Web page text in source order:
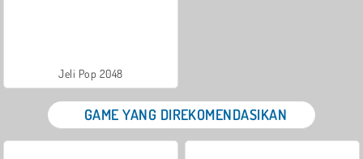
Jeli Pop 2048
GAME YANG DIREKOMENDASIKAN